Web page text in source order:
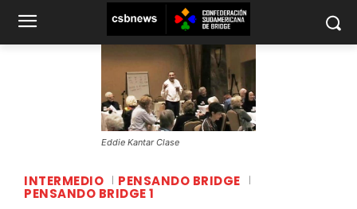
Eddie Kantar Clase
INTERMEDIO PENSANDO BRIDGE
PENSANDO BRIDGE 1